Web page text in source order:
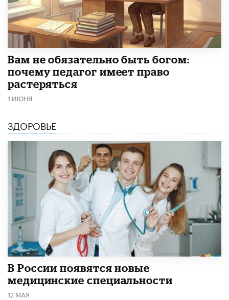
​Вам не обязательно быть богом:
почему педагог имеет право
растеряться
1 ИЮНЯ
ЗДОРОВЬЕ
В России появятся новые
медицинские специальности
12 МАЯ